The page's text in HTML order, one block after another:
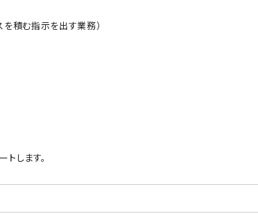
を積む指示を出す業務）
します。